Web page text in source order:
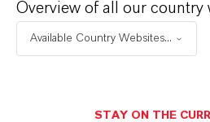
3. AUGUST 2026
Overview of all our country
Available Country Websites...
STAY ON THE